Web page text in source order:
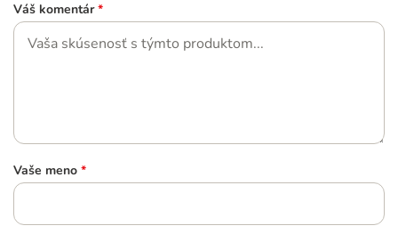
Váš komentár *
Vaše meno *